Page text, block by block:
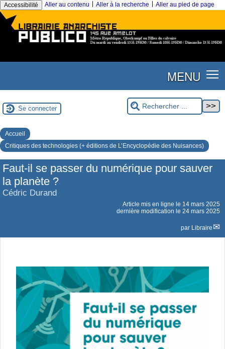
Accessibilité Aller au contenu Aller à la recherche Aller au pied de page
MENU
Se connecter
Accueil
Critiques des technologies (+ éditions de L’Encyclopédie des Nuisances)
Faut-il se passer du numérique pour sauver
la planète ?
Cédric Durand
Article mis en ligne le 14 mars 2025
dernière modification le 24 mars 2025
par Libraire